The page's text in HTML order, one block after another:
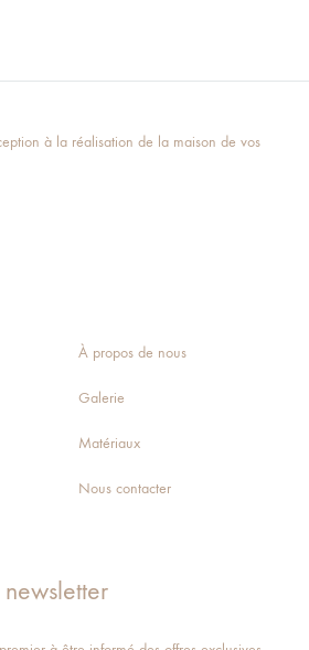
à la réalisation de la maison de vos
À propos de nous
Galerie
Matériaux
Nous contacter